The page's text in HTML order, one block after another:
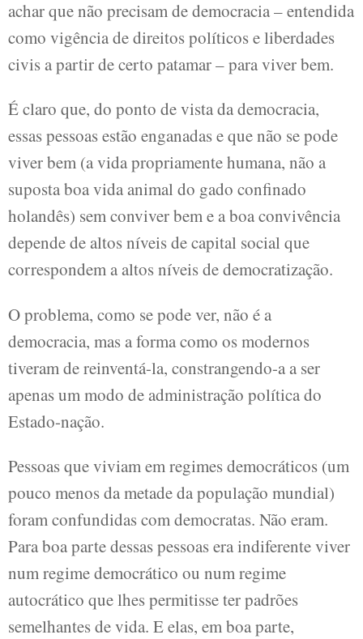
achar que não precisam de democracia – entendida
como vigência de direitos políticos e liberdades
civis a partir de certo patamar – para viver bem.
É claro que, do ponto de vista da democracia,
essas pessoas estão enganadas e que não se pode
viver bem (a vida propriamente humana, não a
suposta boa vida animal do gado confinado
holandês) sem conviver bem e a boa convivência
depende de altos níveis de capital social que
correspondem a altos níveis de democratização.
O problema, como se pode ver, não é a
democracia, mas a forma como os modernos
tiveram de reinventá-la, constrangendo-a a ser
apenas um modo de administração política do
Estado-nação.
Pessoas que viviam em regimes democráticos (um
pouco menos da metade da população mundial)
foram confundidas com democratas. Não eram.
Para boa parte dessas pessoas era indiferente viver
num regime democrático ou num regime
autocrático que lhes permitisse ter padrões
semelhantes de vida. E elas, em boa parte,